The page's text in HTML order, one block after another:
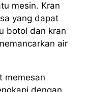
mesin. Kran
yang dapat
botol dan kran
air
memesan
dengan